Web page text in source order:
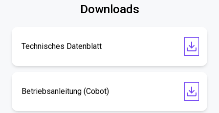
Downloads
Technisches Datenblatt
Betriebsanleitung (Cobot)